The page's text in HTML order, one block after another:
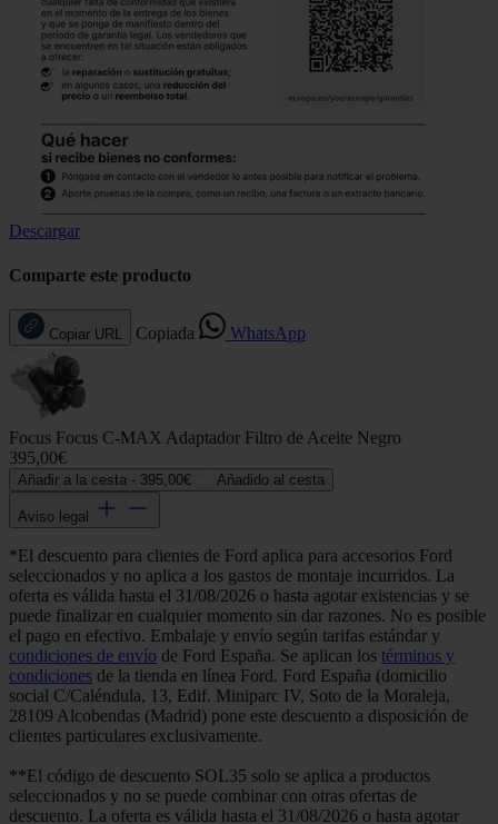
Descargar
Comparte este producto
Copiar URL Copiada WhatsApp
Focus Focus C-MAX Adaptador Filtro de Aceite Negro
395,00€
Añadir a la cesta - 395,00€ Añadido al cesta
Aviso legal
*El descuento para clientes de Ford aplica para accesorios Ford
seleccionados y no aplica a los gastos de montaje incurridos. La
oferta es válida hasta el 31/08/2026 o hasta agotar existencias y se
puede finalizar en cualquier momento sin dar razones. No es posible
el pago en efectivo. Embalaje y envío según tarifas estándar y
condiciones de envío de Ford España. Se aplican los términos y
condiciones de la tienda en línea Ford. Ford España (domicilio
social C/Caléndula, 13, Edif. Miniparc IV, Soto de la Moraleja,
28109 Alcobendas (Madrid) pone este descuento a disposición de
clientes particulares exclusivamente.
**El código de descuento SOL35 solo se aplica a productos
seleccionados y no se puede combinar con otras ofertas de
descuento. La oferta es válida hasta el 31/08/2026 o hasta agotar